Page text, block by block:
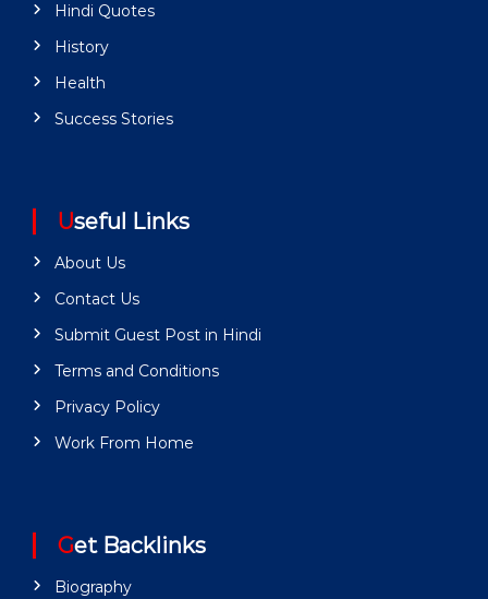
Hindi Quotes
History
Health
Success Stories
Useful Links
About Us
Contact Us
Submit Guest Post in Hindi
Terms and Conditions
Privacy Policy
Work From Home
Get Backlinks
Biography